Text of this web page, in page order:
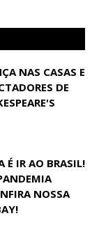
NAS CASAS E
DE
É IR AO BRASIL!
NOSSA